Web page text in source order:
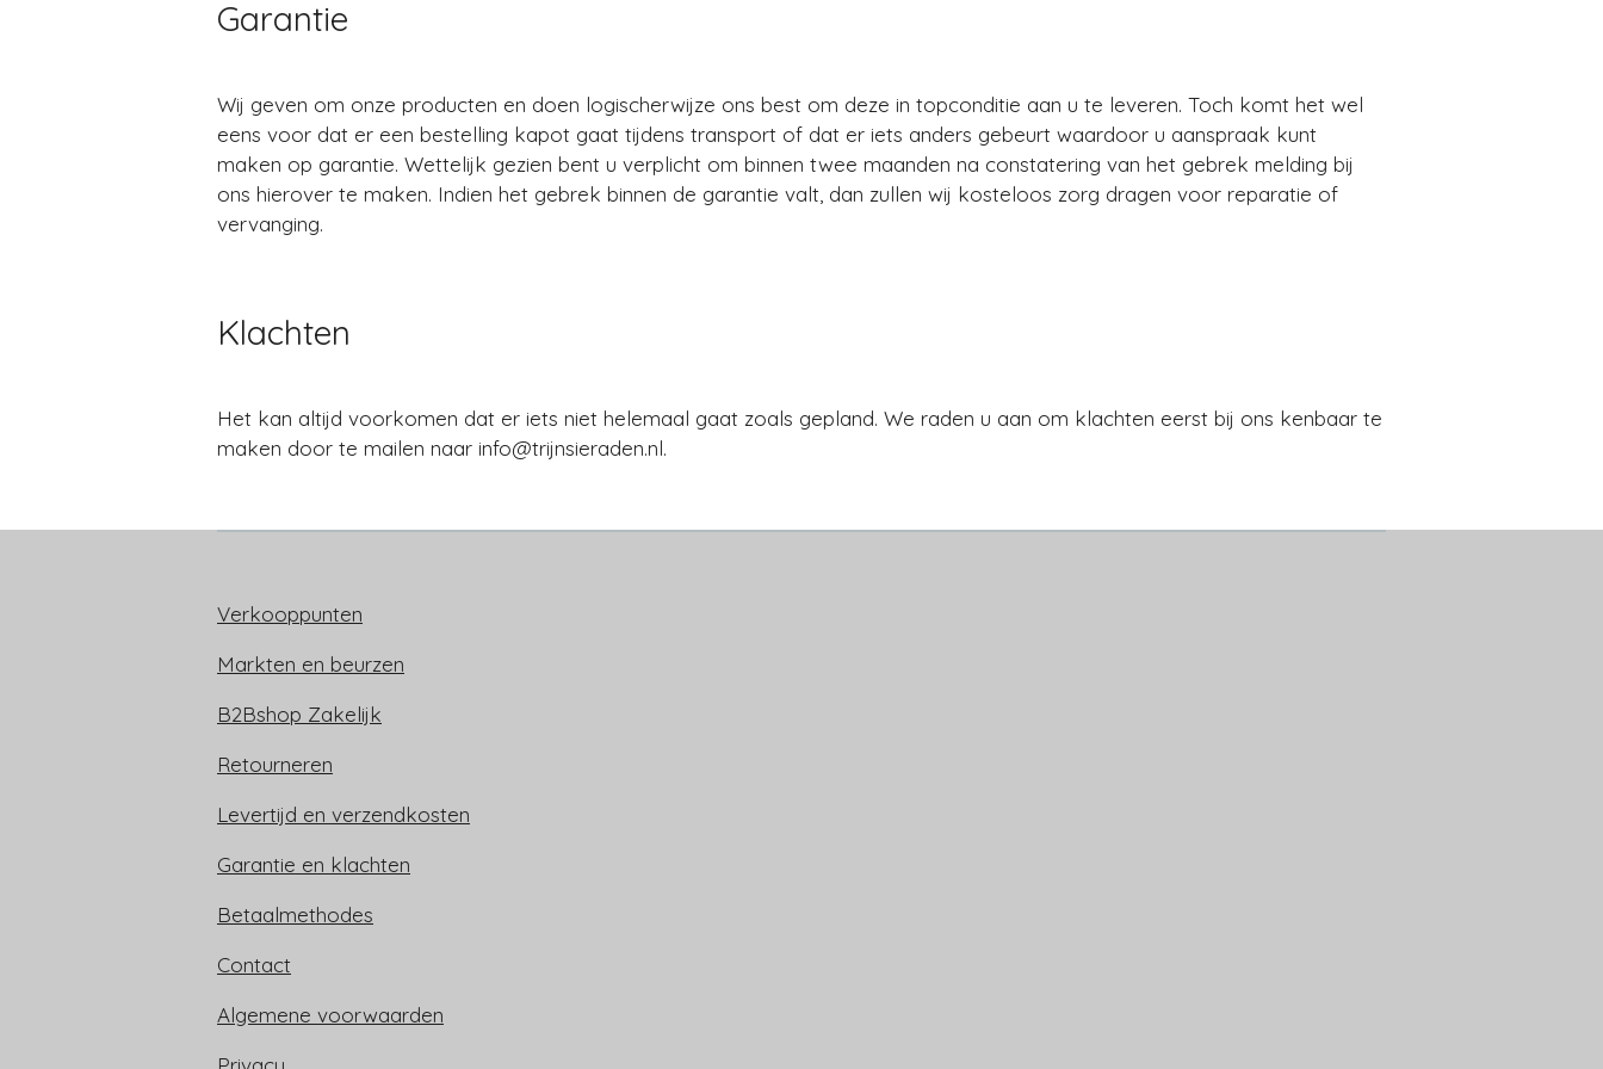
Garantie
Wij geven om onze producten en doen logischerwijze ons best om deze in topconditie aan u te leveren. Toch komt het wel
eens voor dat er een bestelling kapot gaat tijdens transport of dat er iets anders gebeurt waardoor u aanspraak kunt
maken op garantie. Wettelijk gezien bent u verplicht om binnen twee maanden na constatering van het gebrek melding bij
ons hierover te maken. Indien het gebrek binnen de garantie valt, dan zullen wij kosteloos zorg dragen voor reparatie of
vervanging.
Klachten
Het kan altijd voorkomen dat er iets niet helemaal gaat zoals gepland. We raden u aan om klachten eerst bij ons kenbaar te
maken door te mailen naar info@trijnsieraden.nl.
Verkooppunten
Markten en beurzen
B2Bshop Zakelijk
Retourneren
Levertijd en verzendkosten
Garantie en klachten
Betaalmethodes
Contact
Algemene voorwaarden